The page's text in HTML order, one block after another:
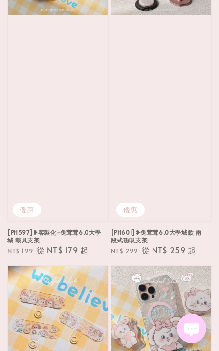
優惠
[PH597]❥客製化-兔茸茸6.0大學
城 載具支架
Regular
NT$ 199 Sale
從 NT$ 179 起
優惠
[PH601]❥兔茸茸6.0大學城款 兩
段式磁吸支架
Regular
NT$ 299 Sale
從 NT$ 259 起